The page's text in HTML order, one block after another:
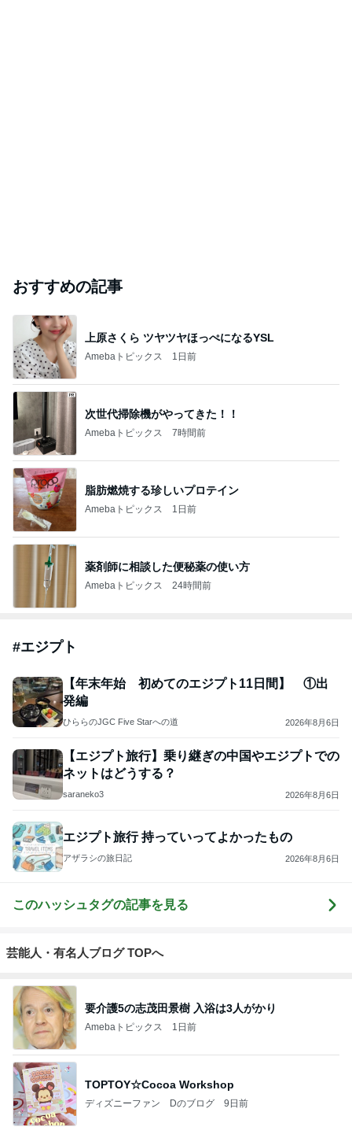
おすすめの記事
上原さくら ツヤツヤほっぺになるYSL
Amebaトピックス 1日前
次世代掃除機がやってきた！！
Amebaトピックス 7時間前
脂肪燃焼する珍しいプロテイン
Amebaトピックス 1日前
薬剤師に相談した便秘薬の使い方
Amebaトピックス 24時間前
#エジプト
【年末年始 初めてのエジプト11日間】 ①出
発編
ひららのJGC Five Starへの道 2026年8月6日
【エジプト旅行】乗り継ぎの中国やエジプトでの
ネットはどうする？
saraneko3 2026年8月6日
エジプト旅行 持っていってよかったもの
アザラシの旅日記 2026年8月6日
このハッシュタグの記事を見る
芸能人・有名人ブログ TOPへ
要介護5の志茂田景樹 入浴は3人がかり
Amebaトピックス 1日前
TOPTOY☆Cocoa Workshop
ディズニーファン Dのブログ 9日前